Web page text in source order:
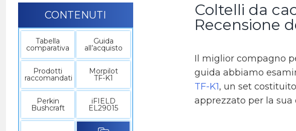
CONTENUTI
Tabella
comparativa
Guida
all’acquisto
Prodotti
raccomandati
Morpilot
TF-K1
Perkin
Bushcraft
iFIELD
EL29015
Coltelli da
Recensione
Il miglior compagno
guida abbiamo
TF-K1, un set
apprezzato per la